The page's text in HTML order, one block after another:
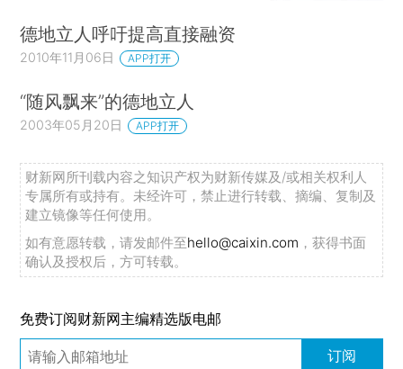
德地立人呼吁提高直接融资
2010年11月06日 APP打开
“随风飘来”的德地立人
2003年05月20日 APP打开
财新网所刊载内容之知识产权为财新传媒及/或相关权利人
专属所有或持有。未经许可，禁止进行转载、摘编、复制及
建立镜像等任何使用。
如有意愿转载，请发邮件至hello@caixin.com ，获得书面
确认及授权后，方可转载。
免费订阅财新网主编精选版电邮
订阅